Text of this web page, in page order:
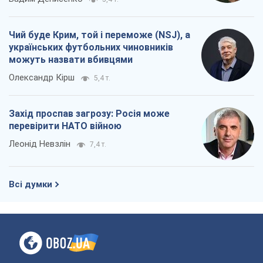
Чий буде Крим, той і переможе (NSJ), а
українських футбольних чиновників
можуть назвати вбивцями
Олександр Кірш 5,4 т.
Захід проспав загрозу: Росія може
перевірити НАТО війною
Леонід Невзлін 7,4 т.
Всі думки